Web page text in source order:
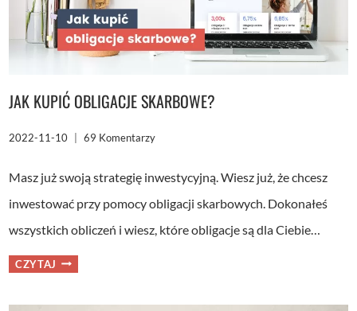
JAK KUPIĆ OBLIGACJE SKARBOWE?
2022-11-10 69 Komentarzy
Masz już swoją strategię inwestycyjną. Wiesz już, że chcesz
inwestować przy pomocy obligacji skarbowych. Dokonałeś
wszystkich obliczeń i wiesz, które obligacje są dla Ciebie…
CZYTAJ JAK
KUPIĆ